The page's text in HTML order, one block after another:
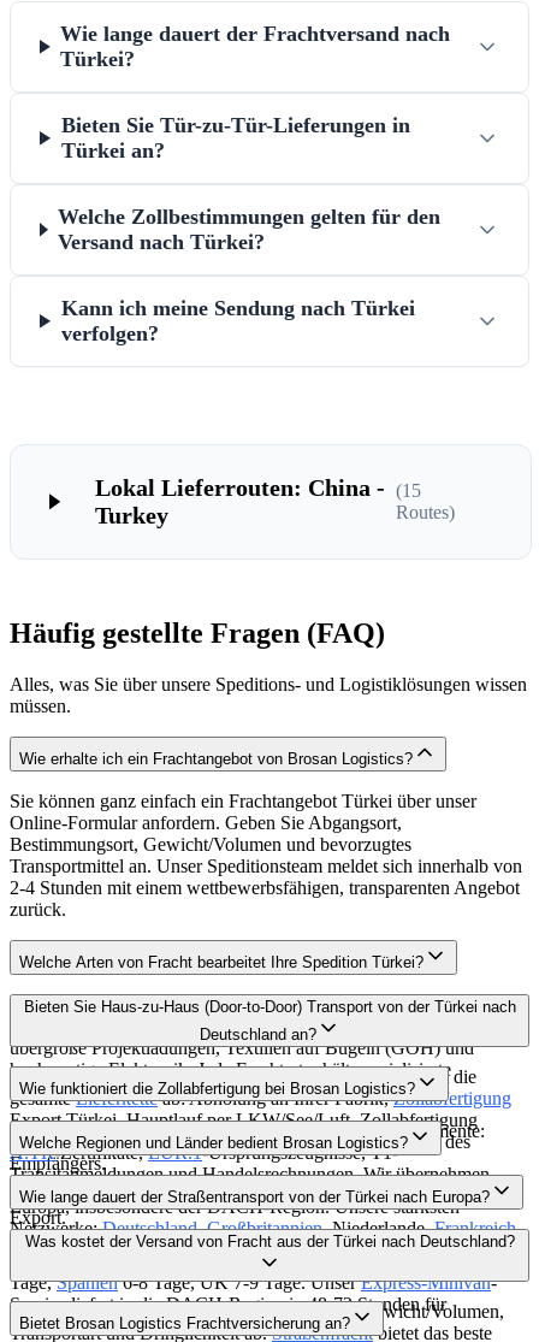
Wie lange dauert der Frachtversand nach
Türkei?
Bieten Sie Tür-zu-Tür-Lieferungen in
Türkei an?
Welche Zollbestimmungen gelten für den
Versand nach Türkei?
Kann ich meine Sendung nach Türkei
verfolgen?
Lokal Lieferrouten: China -
Turkey
(15
Routes)
Häufig gestellte Fragen (FAQ)
Alles, was Sie über unsere Speditions- und Logistiklösungen wissen
müssen.
Wie erhalte ich ein Frachtangebot von Brosan Logistics?
Sie können ganz einfach ein Frachtangebot Türkei über unser
Online-Formular anfordern. Geben Sie Abgangsort,
Bestimmungsort, Gewicht/Volumen und bevorzugtes
Transportmittel an. Unser Speditionsteam meldet sich innerhalb von
2-4 Stunden mit einem wettbewerbsfähigen, transparenten Angebot
zurück.
Welche Arten von Fracht bearbeitet Ihre Spedition Türkei?
Als Full-ServiceSpedition Türkeibearbeiten wir Stückgut,
temperaturempfindliche Waren (Frigo/Reefer), Gefahrgut (ADR),
übergroße Projektladungen, Textilien auf Bügeln (GOH) und
hochwertige Elektronik. Jede Frachtart erhält spezialisierte
Behandlung durch unsere Experten.
Bieten Sie Haus-zu-Haus (Door-to-Door) Transport von der Türkei nach
Deutschland an?
Ja, unser Door-to-Door Türkei
Service deckt die
gesamteLieferketteab: Abholung an Ihrer Fabrik,Zollabfertigung
Export Türkei, Hauptlauf per LKW/See/Luft, Zollabfertigung
Import Deutschland und finale Zustellung bis zur Rampe des
Empfängers.
Wie funktioniert die Zollabfertigung bei Brosan Logistics?
Unser
Türkei Team verwaltet alle Dokumente:
A.TR-Zertifikate,EUR.1-Ursprungszeugnisse, T1-
Transitanmeldungen und Handelsrechnungen. Wir übernehmen
Zölle, Steuern und die Einhaltung aller Vorschriften für Import und
Export.
Welche Regionen und Länder bedient Brosan Logistics?
Wir operieren global mit Kernkompetenz in der Verbindung Türkei-
Europa, insbesondere der DACH-Region. Unsere stärksten
Netzwerke:Deutschland,Großbritannien, Niederlande,Frankreich,
Italien ,Spanien, VAE, Saudi-Arabien, Russland, Indien, China und
USA — über 40 Länder mit direkten Agenten.
Wie lange dauert der Straßentransport von der Türkei nach Europa?
Transitzeiten Türkei Europa per Straße:Deutschland5-7 Tage,
3-5 Tage (via Ro-Ro), Niederlande 5-7
Tage,Spanien6-8 Tage, UK 7-9 Tage. UnserExpress-Minivan-
Service liefert in die DACH-Region in 48-72 Stunden für
Eilsendungen.
Was kostet der Versand von Fracht aus der Türkei nach Deutschland?
Frachtkosten Türkei
hängen von Gewicht/Volumen,
Transportart und Dringlichkeit ab.Straßenfrachtbietet das beste
Bietet Brosan Logistics Frachtversicherung an?